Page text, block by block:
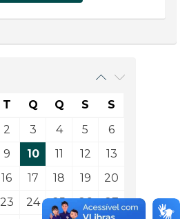
T Q Q S
S
2 3 4 5
6
9 10 11 12
13
16 17 18 19
20
23 24 25 26
27